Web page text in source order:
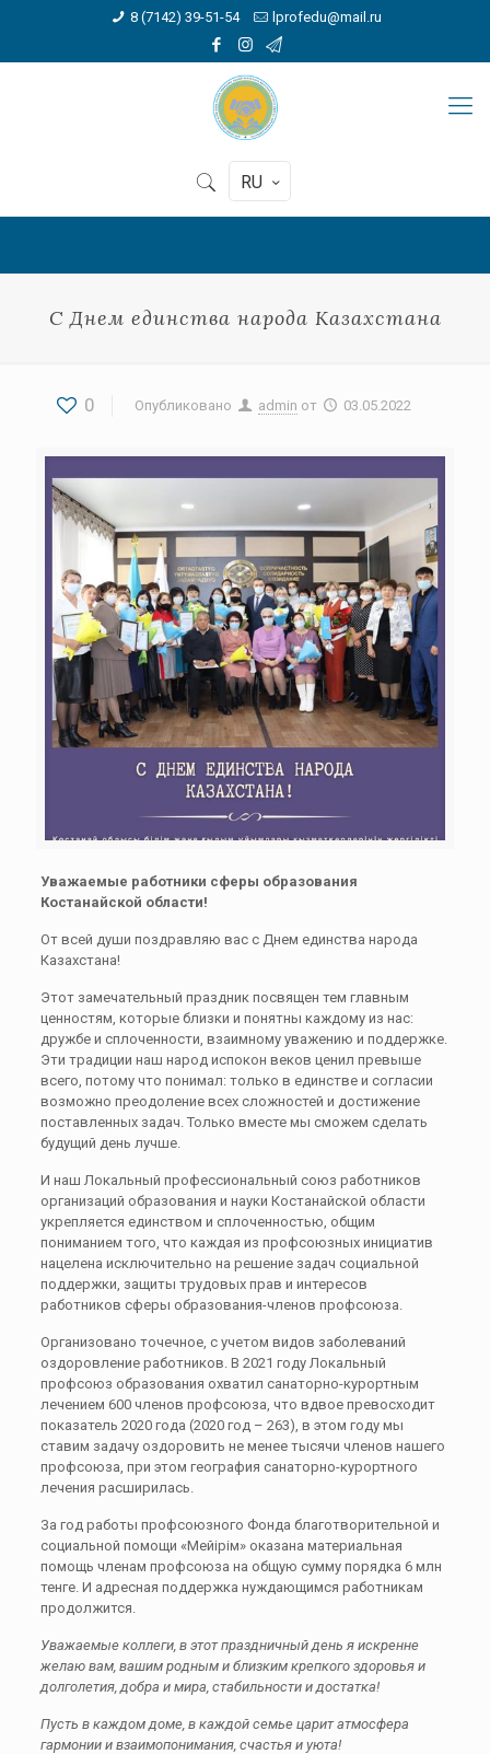
8 (7142) 39-51-54 lprofedu@mail.ru
RU
С Днем единства народа Казахстана
0 Опубликовано admin от 03.05.2022
Уважаемые работники сферы образования
Костанайской области!
От всей души поздравляю вас с Днем единства народа
Казахстана!
Этот замечательный праздник посвящен тем главным
ценностям, которые близки и понятны каждому из нас:
дружбе и сплоченности, взаимному уважению и поддержке.
Эти традиции наш народ испокон веков ценил превыше
всего, потому что понимал: только в единстве и согласии
возможно преодоление всех сложностей и достижение
поставленных задач. Только вместе мы сможем сделать
будущий день лучше.
И наш Локальный профессиональный союз работников
организаций образования и науки Костанайской области
укрепляется единством и сплоченностью, общим
пониманием того, что каждая из профсоюзных инициатив
нацелена исключительно на решение задач социальной
поддержки, защиты трудовых прав и интересов
работников сферы образования-членов профсоюза.
Организовано точечное, с учетом видов заболеваний
оздоровление работников. В 2021 году Локальный
профсоюз образования охватил санаторно-курортным
лечением 600 членов профсоюза, что вдвое превосходит
показатель 2020 года (2020 год – 263), в этом году мы
ставим задачу оздоровить не менее тысячи членов нашего
профсоюза, при этом география санаторно-курортного
лечения расширилась.
За год работы профсоюзного Фонда благотворительной и
социальной помощи «Мейірім» оказана материальная
помощь членам профсоюза на общую сумму порядка 6 млн
тенге. И адресная поддержка нуждающимся работникам
продолжится.
Уважаемые коллеги, в этот праздничный день я искренне
желаю вам, вашим родным и близким крепкого здоровья и
долголетия, добра и мира, стабильности и достатка!
Пусть в каждом доме, в каждой семье царит атмосфера
гармонии и взаимопонимания, счастья и уюта!